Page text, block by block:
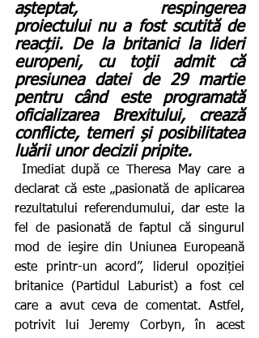
așteptat, respingerea
proiectului nu a fost scutită de
reacții. De la britanici la lideri
europeni, cu toții admit că
presiunea datei de 29 martie
pentru când este programată
oficializarea Brexitului, crează
conflicte, temeri și posibilitatea
luării unor decizii pripite.
declarat că este „pasionată de aplicarea
rezultatului referendumului, dar este la
fel de pasionată de faptul că singurul
mod de ieşire din Uniunea Europeană
este printr-un acord”, liderul opoziției
britanice (Partidul Laburist) a fost cel
care a avut ceva de comentat. Astfel,
potrivit lui Jeremy Corbyn, în acest